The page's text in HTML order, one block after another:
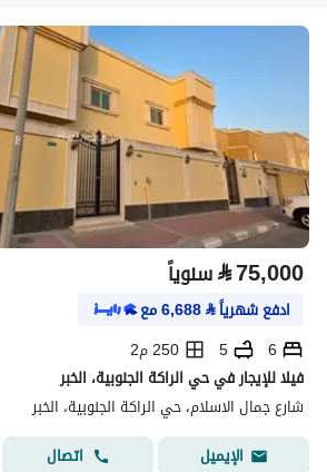
⃁75,000 سنوياً
ادفع شهرياً⃁
6,688مع
6
5
250 م2
فيلا للإيجار في حي الراكة الجنوبية، الخبر
شارع جمال الاسلام، حي الراكة الجنوبية، الخبر
الإيميل
اتصال